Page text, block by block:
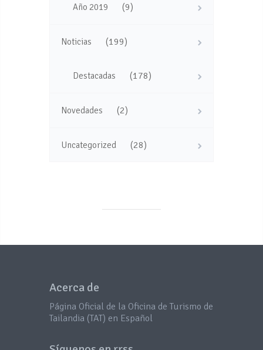
Año 2019 (9)
Noticias (199)
Destacadas (178)
Novedades (2)
Uncategorized (28)
Acerca de
Página Oficial de la Oficina de Turismo de
Tailandia (TAT) en Español